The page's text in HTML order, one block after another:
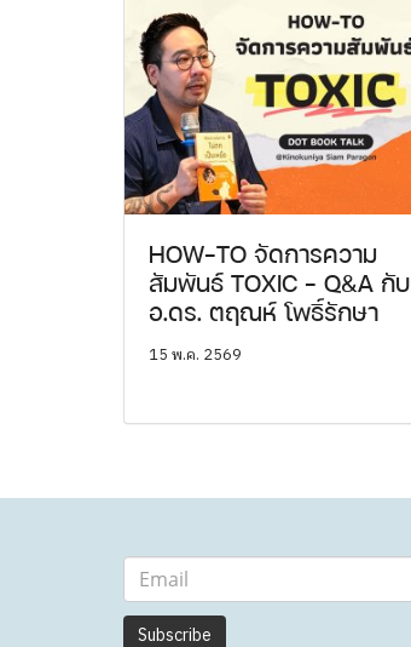
HOW-TO จัดการความ
สัมพันธ์ TOXIC - Q&A กับ
อ.ดร. ตฤณห์ โพธิ์รักษา
15 พ.ค. 2569
Subscribe